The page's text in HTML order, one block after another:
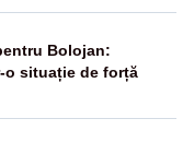
Bolojan:
o situație de forță